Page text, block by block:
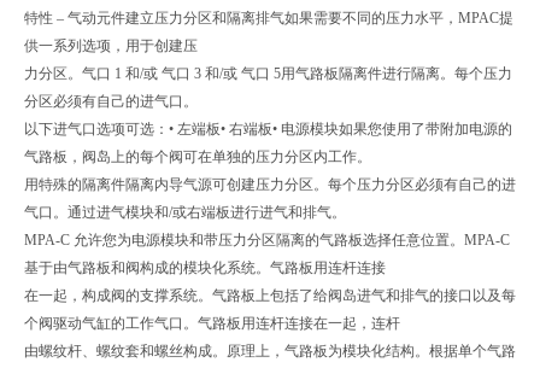
特性 – 气动元件建立压力分区和隔离排气如果需要不同的压力水平，MPAC提
供一系列选项，用于创建压
力分区。气口 1 和/或 气口 3 和/或 气口 5用气路板隔离件进行隔离。每个压力
分区必须有自己的进气口。
以下进气口选项可选：• 左端板• 右端板• 电源模块如果您使用了带附加电源的
气路板，阀岛上的每个阀可在单独的压力分区内工作。
用特殊的隔离件隔离内导气源可创建压力分区。每个压力分区必须有自己的进
气口。通过进气模块和/或右端板进行进气和排气。
MPA-C 允许您为电源模块和带压力分区隔离的气路板选择任意位置。MPA-C
基于由气路板和阀构成的模块化系统。气路板用连杆连接
在一起，构成阀的支撑系统。气路板上包括了给阀岛进气和排气的接口以及每
个阀驱动气缸的工作气口。气路板用连杆连接在一起，连杆
由螺纹杆、螺纹套和螺丝构成。原理上，气路板为模块化结构。根据单个气路